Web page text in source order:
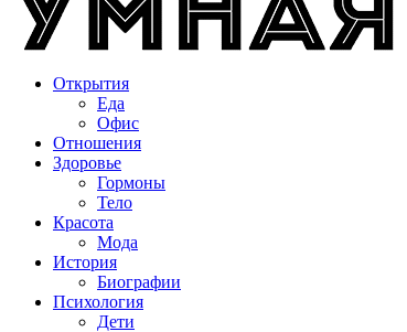
Открытия
Еда
Офис
Отношения
Здоровье
Гормоны
Тело
Красота
Мода
История
Биографии
Психология
Дети